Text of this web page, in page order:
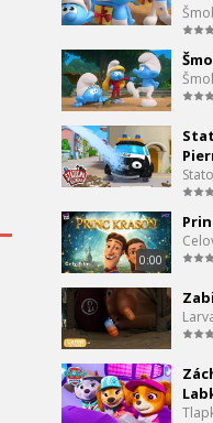
0:00